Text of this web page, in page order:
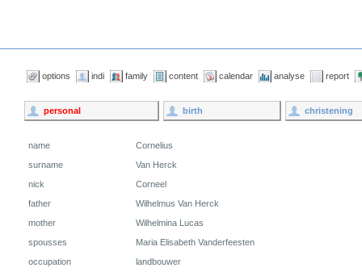
options indi family content calendar analyse report
personal birth christening
name
Cornelius
surname
Van Herck
nick
Corneel
father
Wilhelmus Van Herck
mother
Wilhelmina Lucas
spousses
Maria Elisabeth Vanderfeesten
occupation
landbouwer